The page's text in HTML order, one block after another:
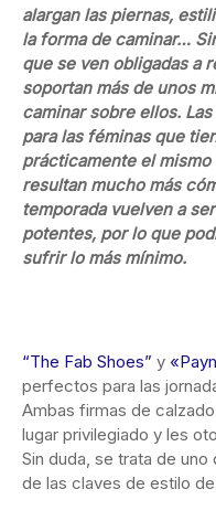
alargan las piernas,
la forma de caminar…
que se ven obligadas a
soportan más de unos
caminar sobre ellos.
para las féminas que
prácticamente el
resultan mucho más
temporada vuelven a
potentes, por lo que
sufrir lo más mínimo.
“The Fab Shoes” y
perfectos para las
Ambas firmas de
lugar privilegiado y les
Sin duda, se trata de
de las claves de estilo